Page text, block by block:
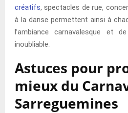
créatifs, spectacles de rue,
à la danse permettent ainsi à
l’ambiance carnavalesque et
inoubliable.
Astuces pour
mieux du
Sarreguemines